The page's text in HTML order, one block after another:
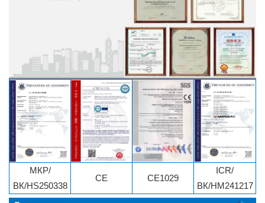
МКР/
ВК/HS250338
CE CE1029
ICR/
ВК/HM241217